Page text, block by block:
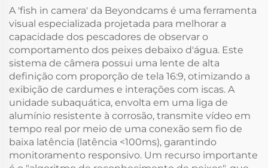
A 'fish in camera' da Beyondcams é uma ferramenta
visual especializada projetada para melhorar a
capacidade dos pescadores de observar o
comportamento dos peixes debaixo d'água. Este
sistema de câmera possui uma lente de alta
definição com proporção de tela 16:9, otimizando a
exibição de cardumes e interações com iscas. A
unidade subaquática, envolta em uma liga de
alumínio resistente à corrosão, transmite vídeo em
tempo real por meio de uma conexão sem fio de
baixa latência (latência <100ms), garantindo
monitoramento responsivo. Um recurso importante